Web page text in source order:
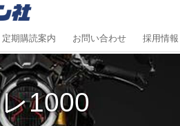
定期購読案内 お問い合わせ 採用情報
1000